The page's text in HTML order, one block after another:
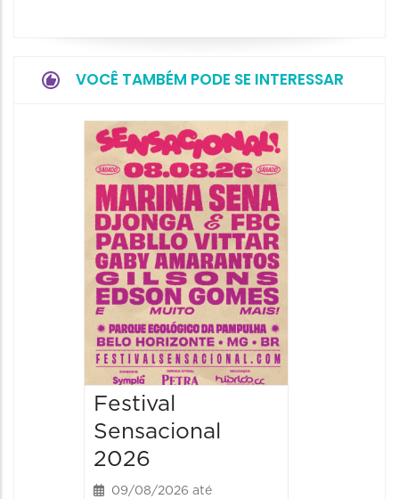
VOCÊ TAMBÉM PODE SE INTERESSAR
Festival
Sensacional
2026
09/08/2026 até